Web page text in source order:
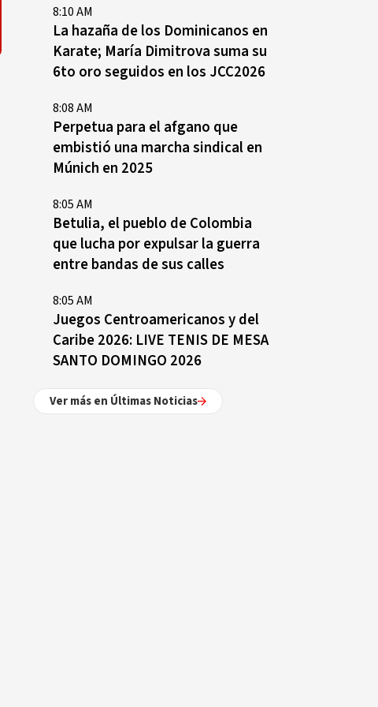
8:10 AM
La hazaña de los Dominicanos en
Karate; María Dimitrova suma su
6to oro seguidos en los JCC2026
8:08 AM
Perpetua para el afgano que
embistió una marcha sindical en
Múnich en 2025
8:05 AM
Betulia, el pueblo de Colombia
que lucha por expulsar la guerra
entre bandas de sus calles
8:05 AM
Juegos Centroamericanos y del
Caribe 2026: LIVE TENIS DE MESA
SANTO DOMINGO 2026
Ver más en Últimas Noticias